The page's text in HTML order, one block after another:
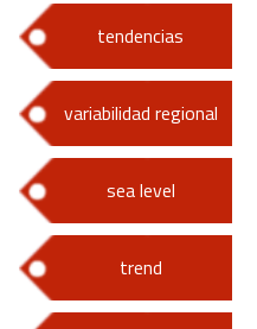
tendencias
variabilidad regional
sea level
trend